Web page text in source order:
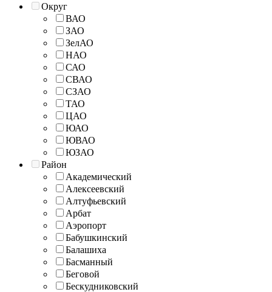
Округ
ВАО
ЗАО
ЗелАО
НАО
САО
СВАО
СЗАО
ТАО
ЦАО
ЮАО
ЮВАО
ЮЗАО
Район
Академический
Алексеевский
Алтуфьевский
Арбат
Аэропорт
Бабушкинский
Балашиха
Басманный
Беговой
Бескудниковский